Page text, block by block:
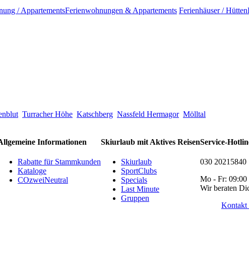
/ AppartementsFerienwohnungen & Appartements Ferienhäuser / Hütten
Turracher Höhe Katschberg Nassfeld Hermagor Mölltal
Informationen
Rabatte für Stammkunden
Kataloge
COzweiNeutral
Skiurlaub mit Aktives Reisen
Skiurlaub
SportClubs
Specials
Last Minute
Gruppen
Service-
030 20215840
Mo - Fr:
Wir beraten
Kontakt